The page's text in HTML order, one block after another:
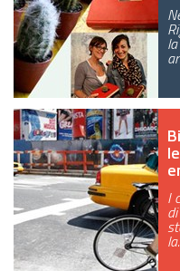
ECOINCENTRIAMOCI
I